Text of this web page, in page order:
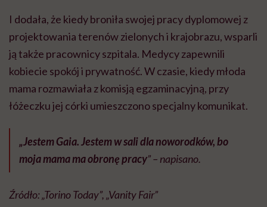
I dodała, że kiedy broniła swojej pracy dyplomowej z
projektowania terenów zielonych i krajobrazu, wsparli
ją także pracownicy szpitala. Medycy zapewnili
kobiecie spokój i prywatność. W czasie, kiedy młoda
mama rozmawiała z komisją egzaminacyjną, przy
łóżeczku jej córki umieszczono specjalny komunikat.
„Jestem Gaia. Jestem w sali dla noworodków, bo
moja mama ma obronę pracy” – napisano.
Źródło:„Torino Today”, „Vanity Fair”